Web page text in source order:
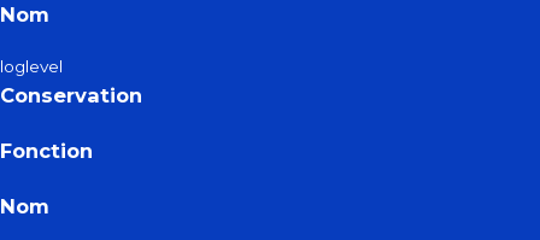
Nom
loglevel
Conservation
Fonction
Nom